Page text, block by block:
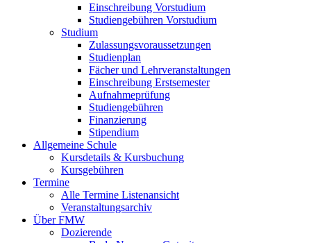
Einschreibung Vorstudium
Studiengebühren Vorstudium
Studium
Zulassungsvoraussetzungen
Studienplan
Fächer und Lehrveranstaltungen
Einschreibung Erstsemester
Aufnahmeprüfung
Studiengebühren
Finanzierung
Stipendium
Allgemeine Schule
Kursdetails & Kursbuchung
Kursgebühren
Termine
Alle Termine Listenansicht
Veranstaltungsarchiv
Über FMW
Dozierende